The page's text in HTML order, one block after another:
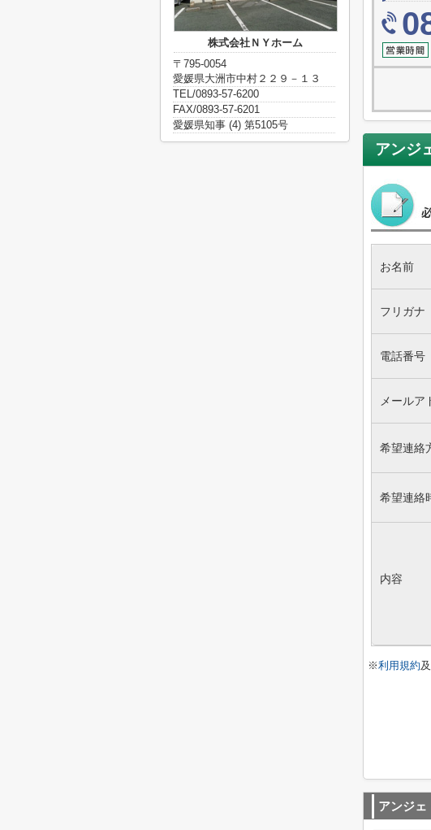
アンジ
お名前
フリガナ
電話番号
メールア
希望連絡
希望連絡
内容
※利用規約
アンジェ
株式会社ＮＹホーム
〒795-0054
愛媛県大洲市中村２２９－１３
TEL/0893-57-6200
FAX/0893-57-6201
愛媛県知事 (4) 第5105号